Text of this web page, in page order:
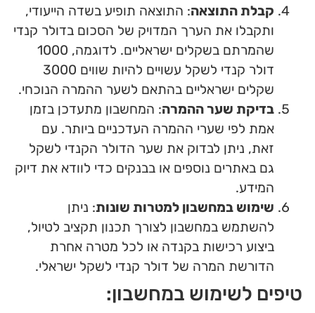
קבלת התוצאה: התוצאה תופיע בשדה הייעודי,
ותקבלו את הערך המדויק של הסכום בדולר קנדי
שהמרתם בשקלים ישראליים. לדוגמה, 1000
דולר קנדי לשקל עשויים להיות שווים 3000
שקלים ישראליים בהתאם לשער ההמרה הנוכחי.
בדיקת שער ההמרה: המחשבון מתעדכן בזמן
אמת לפי שערי ההמרה העדכניים ביותר. עם
זאת, ניתן לבדוק את שער הדולר הקנדי לשקל
גם באתרים נוספים או בבנקים כדי לוודא את דיוק
המידע.
שימוש במחשבון למטרות שונות: ניתן
להשתמש במחשבון לצורך תכנון תקציב לטיול,
ביצוע רכישות בקנדה או לכל מטרה אחרת
הדורשת המרה של דולר קנדי לשקל ישראלי.
טיפים לשימוש במחשבון: